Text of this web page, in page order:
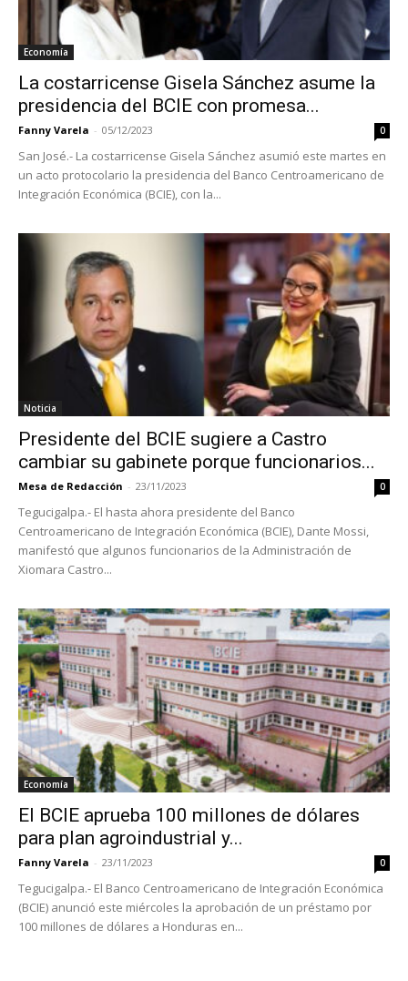
Economía
La costarricense Gisela Sánchez asume la
presidencia del BCIE con promesa...
Fanny Varela - 05/12/2023 0
San José.- La costarricense Gisela Sánchez asumió este martes en
un acto protocolario la presidencia del Banco Centroamericano de
Integración Económica (BCIE), con la...
Noticia
Presidente del BCIE sugiere a Castro
cambiar su gabinete porque funcionarios...
Mesa de Redacción - 23/11/2023 0
Tegucigalpa.- El hasta ahora presidente del Banco
Centroamericano de Integración Económica (BCIE), Dante Mossi,
manifestó que algunos funcionarios de la Administración de
Xiomara Castro...
Economía
El BCIE aprueba 100 millones de dólares
para plan agroindustrial y...
Fanny Varela - 23/11/2023 0
Tegucigalpa.- El Banco Centroamericano de Integración Económica
(BCIE) anunció este miércoles la aprobación de un préstamo por
100 millones de dólares a Honduras en...